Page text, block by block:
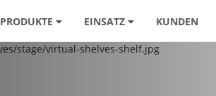
PRODUKTE EINSATZ KUNDEN